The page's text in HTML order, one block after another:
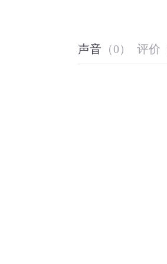
声音 （0） 评价